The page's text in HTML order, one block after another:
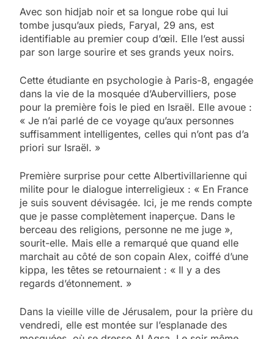
Avec son hidjab noir et sa longue robe qui lui
tombe jusqu’aux pieds, Faryal, 29 ans, est
identifiable au premier coup d’œil. Elle l’est aussi
par son large sourire et ses grands yeux noirs.
Cette étudiante en psychologie à Paris-8, engagée
dans la vie de la mosquée d’Aubervilliers, pose
pour la première fois le pied en Israël. Elle avoue :
« Je n’ai parlé de ce voyage qu’aux personnes
suffisamment intelligentes, celles qui n’ont pas d’a
priori sur Israël. »
Première surprise pour cette Albertivillarienne qui
milite pour le dialogue interreligieux : « En France
je suis souvent dévisagée. Ici, je me rends compte
que je passe complètement inaperçue. Dans le
berceau des religions, personne ne me juge »,
sourit-elle. Mais elle a remarqué que quand elle
marchait au côté de son copain Alex, coiffé d’une
kippa, les têtes se retournaient : « Il y a des
regards d’étonnement. »
Dans la vieille ville de Jérusalem, pour la prière du
vendredi, elle est montée sur l’esplanade des